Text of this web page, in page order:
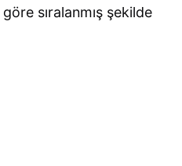
sıralanmış şekilde